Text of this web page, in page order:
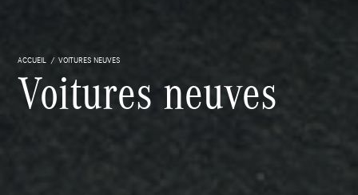
ACCUEIL VOITURES NEUVES
Voitures neuves